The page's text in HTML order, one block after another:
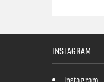
INSTAGRAM